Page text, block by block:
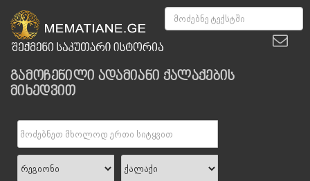
გამოჩენილი ადამიანი ქალაქების
მიხედვით